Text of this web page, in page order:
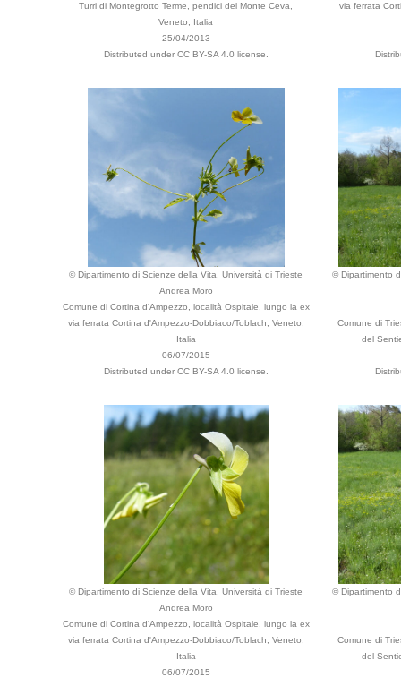
Turri di Montegrotto Terme, pendici del Monte Ceva,
Veneto, Italia
25/04/2013
Distributed under CC BY-SA 4.0 license.
via ferrata
© Dipartimento di Scienze della Vita, Università di Trieste
Andrea Moro
Comune di Cortina d'Ampezzo, località Ospitale, lungo la ex
via ferrata Cortina d'Ampezzo-Dobbiaco/Toblach, Veneto,
Italia
06/07/2015
Distributed under CC BY-SA 4.0 license.
© Dipartimento
Comune di
del
© Dipartimento di Scienze della Vita, Università di Trieste
Andrea Moro
Comune di Cortina d'Ampezzo, località Ospitale, lungo la ex
via ferrata Cortina d'Ampezzo-Dobbiaco/Toblach, Veneto,
Italia
06/07/2015
© Dipartimento
Comune di
del